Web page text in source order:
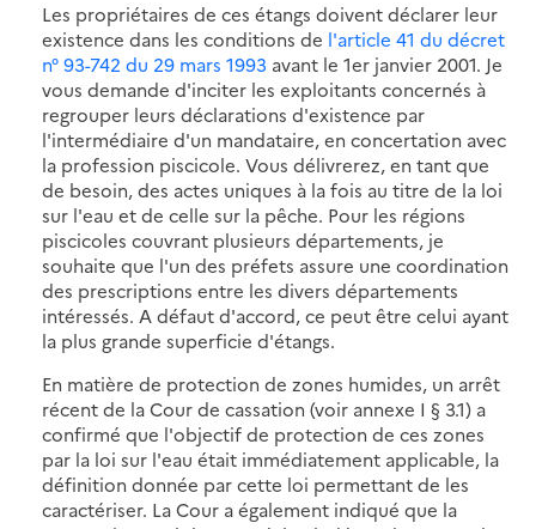
Les propriétaires de ces étangs doivent déclarer leur
existence dans les conditions de l'article 41 du décret
n° 93-742 du 29 mars 1993 avant le 1er janvier 2001. Je
vous demande d'inciter les exploitants concernés à
regrouper leurs déclarations d'existence par
l'intermédiaire d'un mandataire, en concertation avec
la profession piscicole. Vous délivrerez, en tant que
de besoin, des actes uniques à la fois au titre de la loi
sur l'eau et de celle sur la pêche. Pour les régions
piscicoles couvrant plusieurs départements, je
souhaite que l'un des préfets assure une coordination
des prescriptions entre les divers départements
intéressés. A défaut d'accord, ce peut être celui ayant
la plus grande superficie d'étangs.
En matière de protection de zones humides, un arrêt
récent de la Cour de cassation (voir annexe I § 3.1) a
confirmé que l'objectif de protection de ces zones
par la loi sur l'eau était immédiatement applicable, la
définition donnée par cette loi permettant de les
caractériser. La Cour a également indiqué que la